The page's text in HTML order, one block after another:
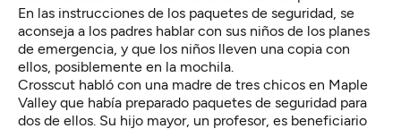
En las instrucciones de los paquetes de seguridad, se
aconseja a los padres hablar con sus niños de los planes
de emergencia, y que los niños lleven una copia con
ellos, posiblemente en la mochila.
Crosscut habló con una madre de tres chicos en Maple
Valley que había preparado paquetes de seguridad para
dos de ellos. Su hijo mayor, un profesor, es beneficiario